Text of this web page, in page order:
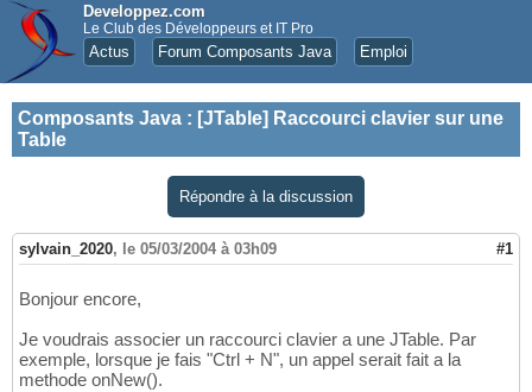
Developpez.com
Le Club des Développeurs et IT Pro
Actus Forum Composants Java Emploi
Composants Java : [JTable] Raccourci clavier sur une
Table
Répondre à la discussion
sylvain_2020, le 05/03/2004 à 03h09 #1
Bonjour encore,
Je voudrais associer un raccourci clavier a une JTable. Par
exemple, lorsque je fais "Ctrl + N", un appel serait fait a la
methode onNew().